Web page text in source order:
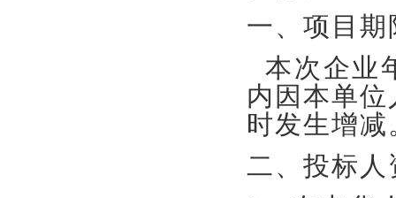
一、项目期
本次企业
内因本单
时发生增减
二、投标